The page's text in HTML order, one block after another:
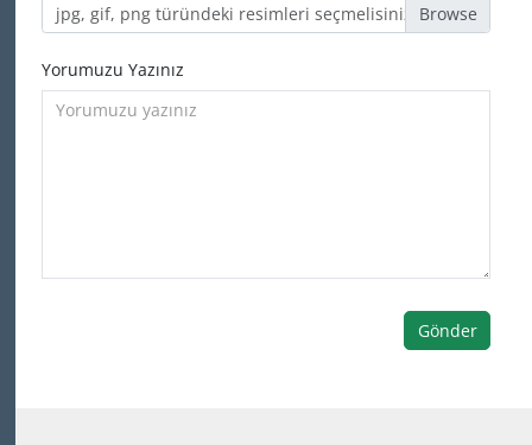
jpg, gif, png türündeki resimleri seçmelisiniz
Yorumuzu Yazınız
Gönder